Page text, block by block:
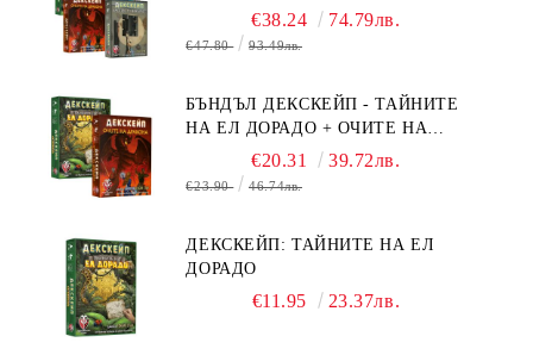
БЯГСТВО ОТ АЛКАТРАЗ +
ТАЙНИТЕ НА ЕЛ ДОРАДО +
€38.24 74.79лв.
€47.80 93.49лв.
БЪНДЪЛ ДЕКСКЕЙП - ТАЙНИТЕ
НА ЕЛ ДОРАДО + ОЧИТЕ НА
ДРАКОНА€20.31 39.72лв.
€23.90 46.74лв.
ДЕКСКЕЙП: ТАЙНИТЕ НА ЕЛ
ДОРАДО
€11.95 23.37лв.